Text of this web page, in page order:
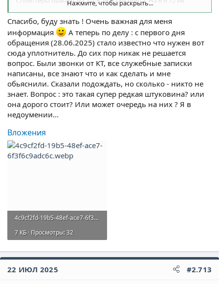
Нажмите, чтобы раскрыть...
Спасибо, буду знать ! Очень важная для меня
информация
А теперь по делу : с первого дня
обращения (28.06.2025) стало известно что нужен вот
сюда уплотнитель. До сих пор никак не решается
вопрос. Были звонки от КТ, все служебные записки
написаны, все знают что и как сделать и мне
обьяснили. Сказали подождать, но сколько - никто не
знает. Вопрос : это такая супер редкая штуковина? или
она дорого стоит? Или может очередь на них ? Я в
недоумении...
Вложения
4c9cf2fd-19b5-48ef-ace7-6f3f6c9adc6c.webp
7 КБ · Просмотры: 32
22 ИЮЛ 2025 #2.713